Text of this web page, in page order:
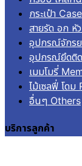
กระเป๋า Case
สายรัด อก หั
อุปกรณ์จักร
อุปกรณ์ยึดติ
เมมโมรี่
ไม้เซลฟี่ โด
อื่นๆ Others
บริการลูกค้า